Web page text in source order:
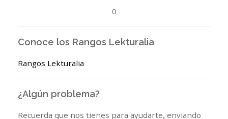
0
Conoce los Rangos Lekturalia
Rangos Lekturalia
¿Algún problema?
Recuerda que nos tienes para ayudarte, enviando